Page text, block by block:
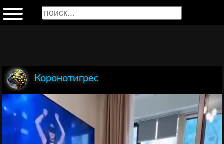
Коронотигрес